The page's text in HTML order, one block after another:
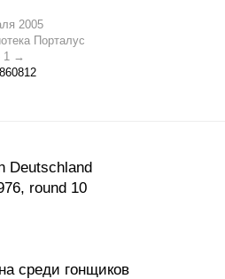
2005
Порталус
1 →
Deutschland
round 10
среди гонщиков